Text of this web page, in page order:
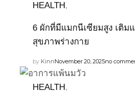
HEALTH,
6 ผักที่มีแมกนีเซียมสูง เติม
สุขภาพร่างกาย
by KinnNovember 20, 2025no
HEALTH,